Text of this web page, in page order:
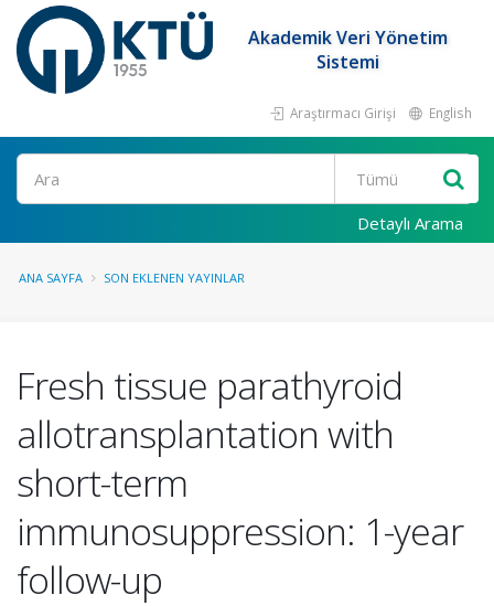
Akademik Veri Yönetim
Sistemi
Araştırmacı Girişi English
Ara
Detaylı Arama
ANA SAYFA SON EKLENEN YAYINLAR
Fresh tissue parathyroid
allotransplantation with
short-term
immunosuppression: 1-year
follow-up